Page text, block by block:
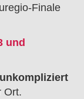
Finale
und
Ort.